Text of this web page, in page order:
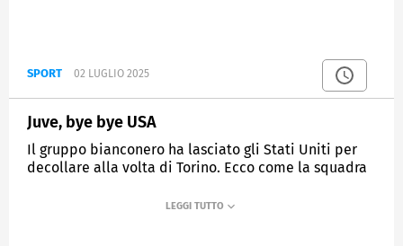
SPORT 02 LUGLIO 2025
Juve, bye bye USA
Il gruppo bianconero ha lasciato gli Stati Uniti per
decollare alla volta di Torino. Ecco come la squadra